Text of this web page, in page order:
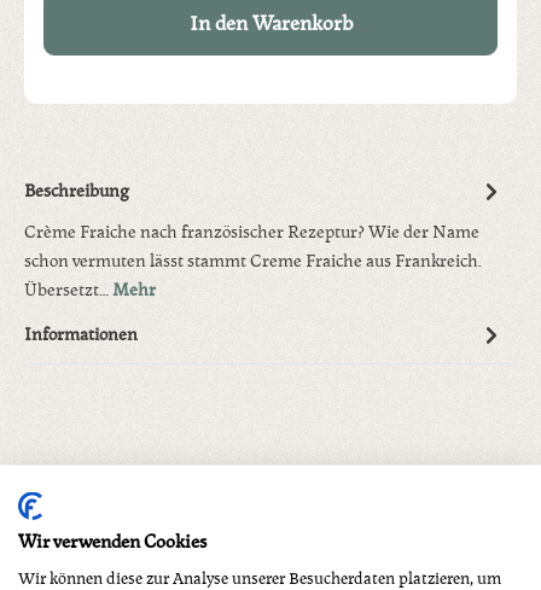
Wir verwenden Cookies
Wir können diese zur Analyse unserer Besucherdaten platzieren, um
In den Warenkorb
Beschreibung
Crème Fraiche nach französischer Rezeptur? Wie der Name
schon vermuten lässt stammt Creme Fraiche aus Frankreich.
Übersetzt…Mehr
Informationen